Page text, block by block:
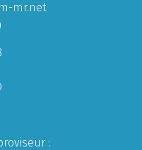
mr.net
: